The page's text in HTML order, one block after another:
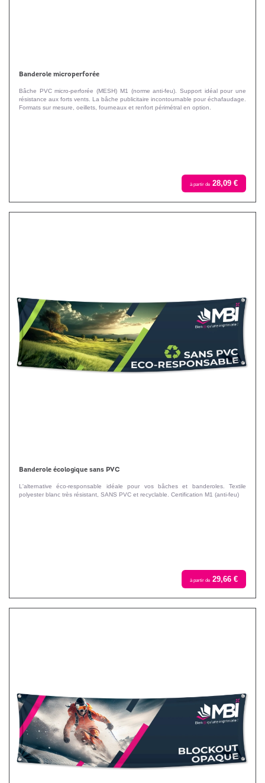
Banderole microperforée
Bâche PVC micro-perforée (MESH) M1 (norme anti-feu). Support idéal pour une
résistance aux forts vents. La bâche publicitaire incontournable pour échafaudage.
Formats sur mesure, oeillets, fourneaux et renfort périmétral en option.
à partir de 28,09 €
Banderole écologique sans PVC
L'alternative éco-responsable idéale pour vos bâches et banderoles. Textile
polyester blanc très résistant, SANS PVC et recyclable. Certification M1 (anti-feu)
à partir de 29,66 €